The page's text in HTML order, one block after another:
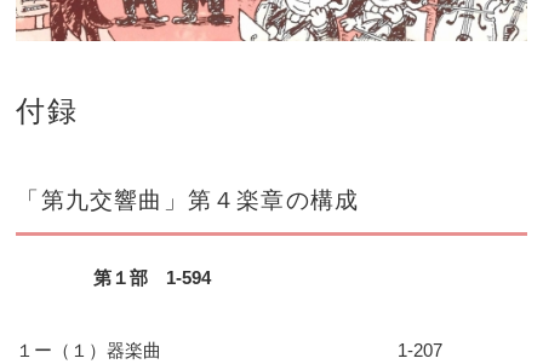
付録
「第九交響曲」第４楽章の構成
第１部 1-594
１ー（１）器楽曲 1-207